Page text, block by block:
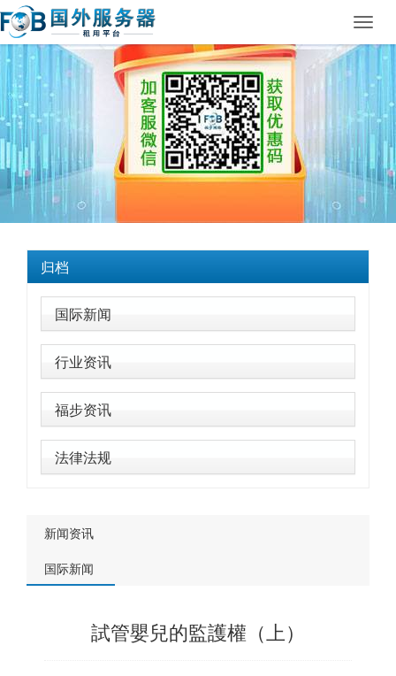
归档
国际新闻
行业资讯
福步资讯
法律法规
新闻资讯
国际新闻
試管嬰兒的監護權（上）